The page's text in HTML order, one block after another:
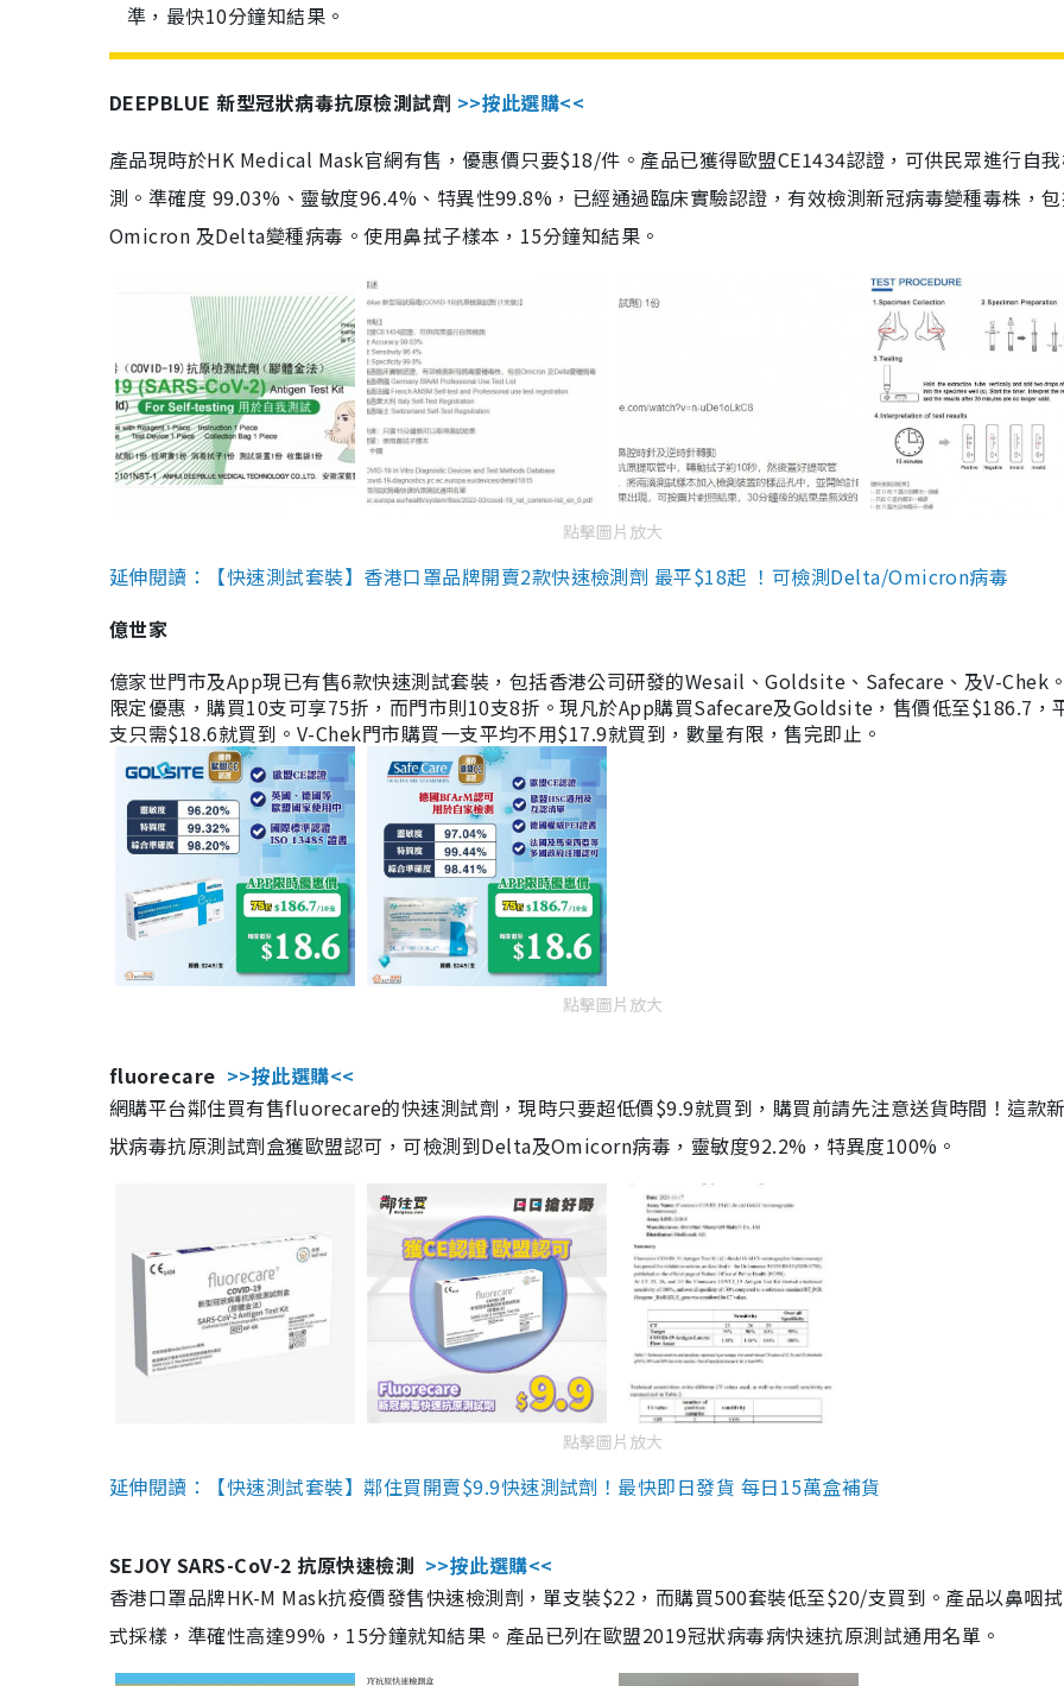
準，最快10分鐘知結果。
DEEPBLUE 新型冠狀病毒抗原檢測試劑 >>按此選購<<
產品現時於HK Medical Mask官網有售，優惠價只要$18/件。產品已獲得歐盟CE1434認證，可供民眾進行自
測。準確度 99.03%、靈敏度96.4%、特異性99.8%，已經通過臨床實驗認證，有效檢測新冠病毒變種毒株，
Omicron 及Delta變種病毒。使用鼻拭子樣本，15分鐘知結果。
點擊圖片放大
延伸閱讀：【快速測試套裝】香港口罩品牌開賣2款快速檢測劑 最平$18起 ！可檢測Delta/Omicron病毒
億世家
億家世門市及App現已有售6款快速測試套裝，包括香港公司研發的Wesail、Goldsite、Safecare、及V-Chek
限定優惠，購買10支可享75折，而門市則10支8折。現凡於App購買Safecare及Goldsite，售價低至$186.7，
支只需$18.6就買到。V-Chek門市購買一支平均不用$17.9就買到，數量有限，售完即止。
點擊圖片放大
fluorecare >>按此選購<<
網購平台鄰住買有售fluorecare的快速測試劑，現時只要超低價$9.9就買到，購買前請先注意送貨時間！這款
狀病毒抗原測試劑盒獲歐盟認可，可檢測到Delta及Omicorn病毒，靈敏度92.2%，特異度100%。
點擊圖片放大
延伸閱讀：【快速測試套裝】鄰住買開賣$9.9快速測試劑！最快即日發貨 每日15萬盒補貨
SEJOY SARS-CoV-2 抗原快速檢測 >>按此選購<<
香港口罩品牌HK-M Mask抗疫價發售快速檢測劑，單支裝$22，而購買500套裝低至$20/支買到。產品以鼻咽
式採樣，準確性高達99%，15分鐘就知結果。產品已列在歐盟2019冠狀病毒病快速抗原測試通用名單。